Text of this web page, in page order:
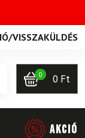
/VISSZAKÜLDÉS
0 0 Ft
AKCIÓ